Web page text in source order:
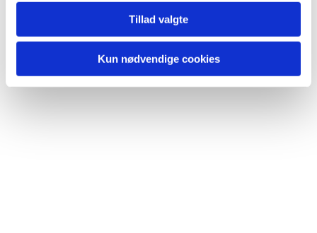
Tillad valgte
Kun nødvendige cookies